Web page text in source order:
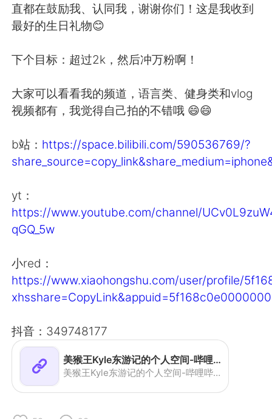
Español العربية
Русский ไทย
Türkçe Tiếng Việt
Português
直都在鼓励我、认同我，谢谢你们！这是我收到
最好的生日礼物😊
下个目标：超过2k，然后冲万粉啊！
大家可以看看我的频道，语言类、健身类和vlog
视频都有，我觉得自己拍的不错哦 😄😄
b站： https://space.bilibili.com/590536769/?
yt：
https://www.youtube.com/channel/
qGQ_5w
小red：
https://www.xiaohongshu.com/user/profile/
抖音：349748177
美猴王Kyle东游记的个人空间-哔哩哔哩移动版
美猴王Kyle东游记的个人空间-哔哩哔哩移动版